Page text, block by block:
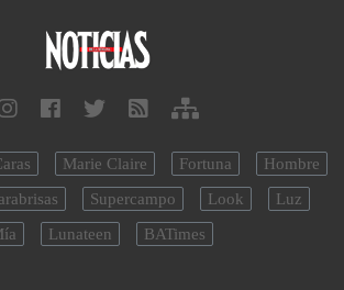
Marie Claire Fortuna
Hombre
Supercampo Look
Luz
Lunateen BATimes